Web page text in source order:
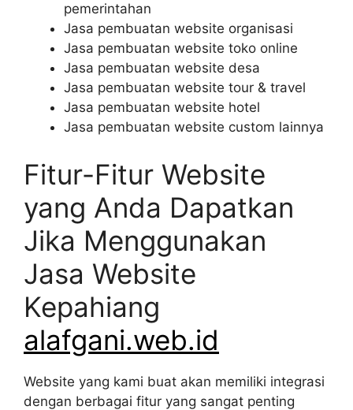
pemerintahan
Jasa pembuatan website organisasi
Jasa pembuatan website toko online
Jasa pembuatan website desa
Jasa pembuatan website tour & travel
Jasa pembuatan website hotel
Jasa pembuatan website custom lainnya
Fitur-Fitur Website
yang Anda Dapatkan
Jika Menggunakan
Jasa Website
Kepahiang
alafgani.web.id
Website yang kami buat akan memiliki integrasi
dengan berbagai fitur yang sangat penting